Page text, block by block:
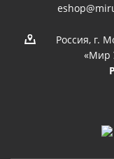
Россия, г.
«Мир